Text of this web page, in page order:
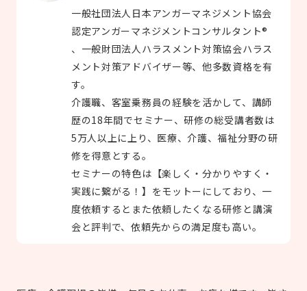
一般社団法人日本アンガーマネジメント協会
認定アンガーマネジメントコンサルタント®
、一般財団法人ハラスメント対策協会ハラス
メント対策アドバイザー等、他多数資格を有
す。
介護職、客室乗務員の経験を活かして、講師
歴の18年間でセミナー、研修の総受講者数は
5万人以上に上り、医療、介護、福祉分野の研
修を得意とする。
セミナーの特色は【楽しく・分かりやすく・
実践に繋がる！】をモットーにしており、一
度依頼するとまた依頼したくなる研修と講演
会と評判で、依頼先からの満足度も高い。